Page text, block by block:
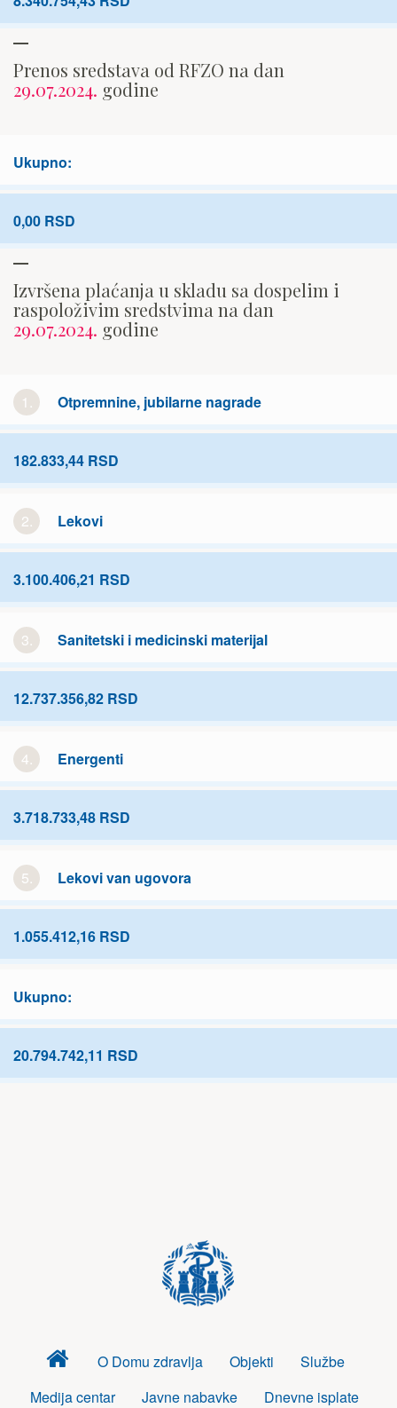
Prenos sredstava od RFZO na dan
29.07.2024. godine
Ukupno:
0,00 RSD
Izvršena plaćanja u skladu sa dospelim i
raspoloživim sredstvima na dan
29.07.2024. godine
1. Otpremnine, jubilarne nagrade
182.833,44 RSD
2. Lekovi
3.100.406,21 RSD
3. Sanitetski i medicinski materijal
12.737.356,82 RSD
4. Energenti
3.718.733,48 RSD
5. Lekovi van ugovora
1.055.412,16 RSD
Ukupno:
20.794.742,11 RSD
Dom
zdravlja
O Domu zdravlja Objekti
Službe
Medija centar
Javne nabavke Dnevne isplate